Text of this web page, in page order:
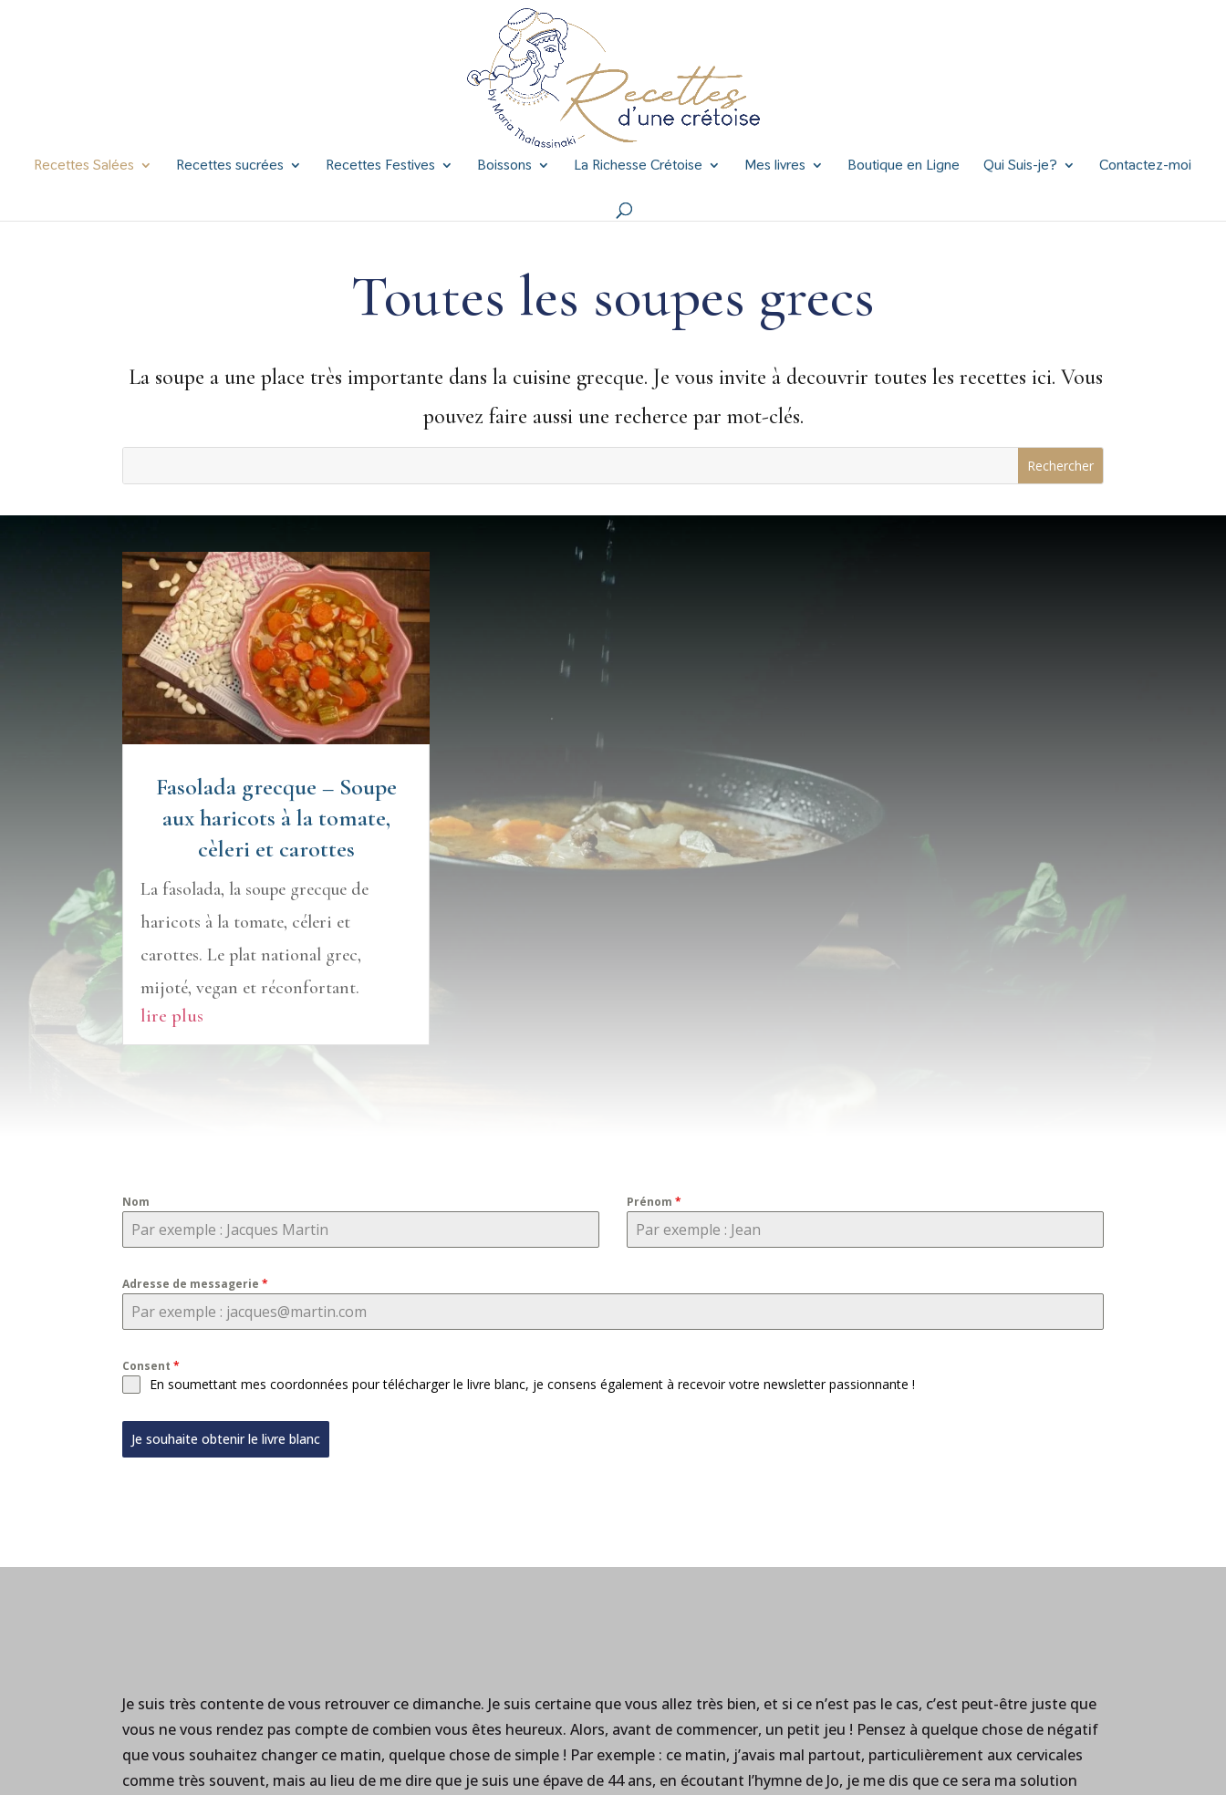
Recettes Salées Recettes sucrées Recettes Festives Boissons La Richesse Crétoise Mes livres Boutique en Ligne Qui Suis-je? Contactez-moi
Toutes les soupes grecs
La soupe a une place très importante dans la cuisine grecque. Je vous invite à decouvrir toutes les recettes ici. Vous
pouvez faire aussi une recherce par mot-clés.
Fasolada grecque – Soupe
aux haricots à la tomate,
cèleri et carottes
La fasolada, la soupe grecque de
haricots à la tomate, céleri et
carottes. Le plat national grec,
mijoté, vegan et réconfortant.
lire plus
Nom Prénom *
Adresse de messagerie*
Consent*
En soumettant mes coordonnées pour télécharger le livre blanc, je consens également à recevoir votre newsletter passionnante !
Je souhaite obtenir le livre blanc
Je suis très contente de vous retrouver ce dimanche. Je suis certaine que vous allez très bien, et si ce n’est pas le cas, c’est peut-être juste que
vous ne vous rendez pas compte de combien vous êtes heureux. Alors, avant de commencer, un petit jeu ! Pensez à quelque chose de négatif
que vous souhaitez changer ce matin, quelque chose de simple ! Par exemple : ce matin, j’avais mal partout, particulièrement aux cervicales
comme très souvent, mais au lieu de me dire que je suis une épave de 44 ans, en écoutant l’hymne de Jo, je me dis que ce sera ma solution